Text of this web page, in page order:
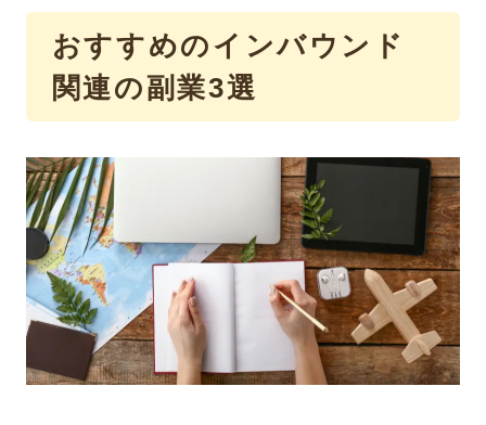
おすすめのインバウンド
関連の副業3選